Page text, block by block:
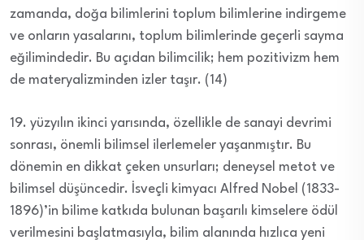
zamanda, doğa bilimlerini toplum bilimlerine indirgeme
ve onların yasalarını, toplum bilimlerinde geçerli sayma
eğilimindedir. Bu açıdan bilimcilik; hem pozitivizm hem
de materyalizminden izler taşır. (14)
19. yüzyılın ikinci yarısında, özellikle de sanayi devrimi
sonrası, önemli bilimsel ilerlemeler yaşanmıştır. Bu
dönemin en dikkat çeken unsurları; deneysel metot ve
bilimsel düşüncedir. İsveçli kimyacı Alfred Nobel (1833-
1896)’in bilime katkıda bulunan başarılı kimselere ödül
verilmesini başlatmasıyla, bilim alanında hızlıca yeni